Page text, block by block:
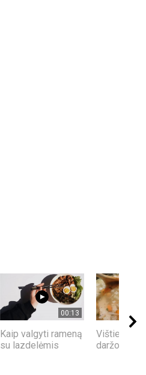
00:13
Kaip valgyti rameną
su lazdelėmis
Vištienos
daržovėmis